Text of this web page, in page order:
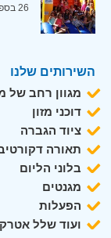
26 בספטמבר 2016
השירותים שלנו
מגוון רחב של
דוכני מזון
ציוד הגברה
תאורה
בלוני הליום
מגנטים
הפעלות
ועוד שלל